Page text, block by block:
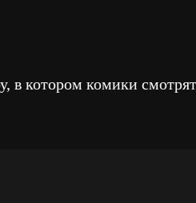
в котором комики